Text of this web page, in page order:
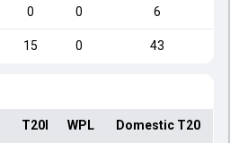
0 0 6
15 0 43
T20I WPL Domestic T20